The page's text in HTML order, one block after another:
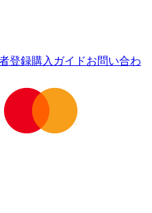
登録購入ガイドお問い合わ